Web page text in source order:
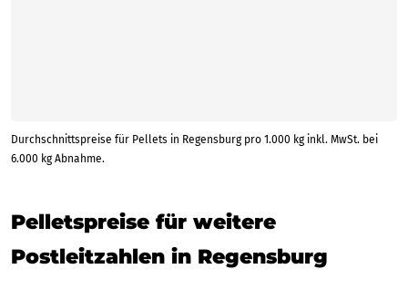
Durchschnittspreise für Pellets in Regensburg pro 1.000 kg inkl. MwSt. bei
6.000 kg Abnahme.
Pelletspreise für weitere
Postleitzahlen in Regensburg